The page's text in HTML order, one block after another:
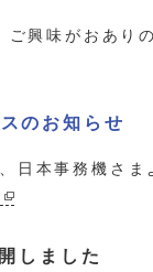
興味がおあり
のお知らせ
日本事務機さま
しました